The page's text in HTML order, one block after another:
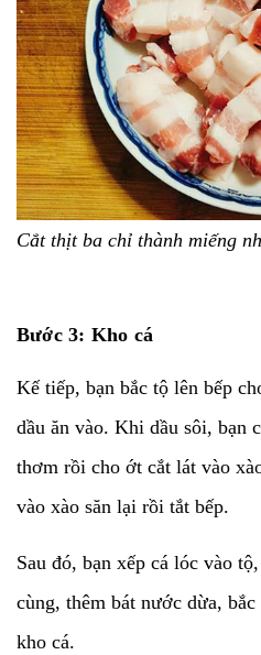
Cắt thịt ba chỉ thành miếng
Bước 3: Kho cá
Kế tiếp, bạn bắc tộ lên bếp
dầu ăn vào. Khi dầu sôi, bạn
thơm rồi cho ớt cắt lát vào
vào xào săn lại rồi tắt bếp.
Sau đó, bạn xếp cá lóc vào
cùng, thêm bát nước dừa,
kho cá.